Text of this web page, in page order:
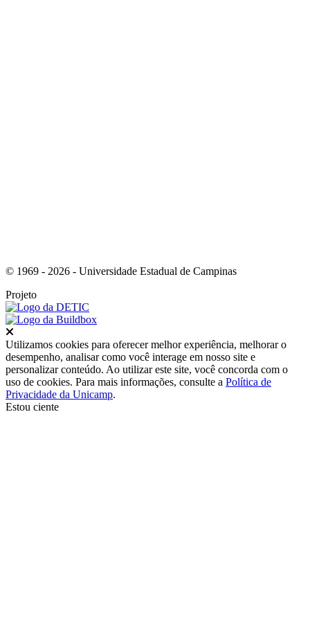
© 1969 - 2026 - Universidade Estadual de Campinas
Projeto
Utilizamos cookies para oferecer melhor experiência, melhorar o
desempenho, analisar como você interage em nosso site e
personalizar conteúdo. Ao utilizar este site, você concorda com o
uso de cookies. Para mais informações, consulte a Política de
Privacidade da Unicamp.
Estou ciente